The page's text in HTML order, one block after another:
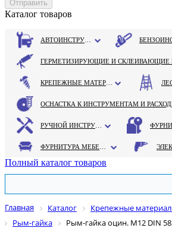
Каталог товаров
Полный каталог товаров
Главная Каталог Крепежные
Рым-гайка
Рым-гайка оцин. М12 DIN